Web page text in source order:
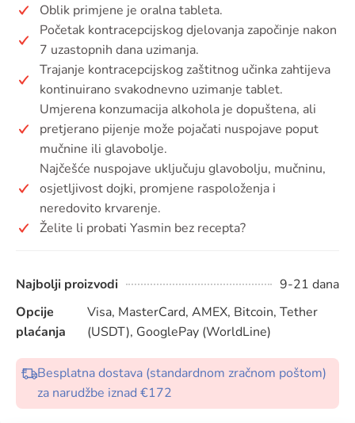
Oblik primjene je oralna tableta.
Početak kontracepcijskog djelovanja započinje nakon
7 uzastopnih dana uzimanja.
Trajanje kontracepcijskog zaštitnog učinka zahtijeva
kontinuirano svakodnevno uzimanje tablet.
Umjerena konzumacija alkohola je dopuštena, ali
pretjerano pijenje može pojačati nuspojave poput
mučnine ili glavobolje.
Najčešće nuspojave uključuju glavobolju, mučninu,
osjetljivost dojki, promjene raspoloženja i
neredovito krvarenje.
Želite li probati Yasmin bez recepta?
Najbolji proizvodi
9-21 dana
Opcije
plaćanja
Visa, MasterCard, AMEX, Bitcoin, Tether
(USDT), GooglePay (WorldLine)
Besplatna dostava (standardnom zračnom poštom)
za narudžbe iznad €172